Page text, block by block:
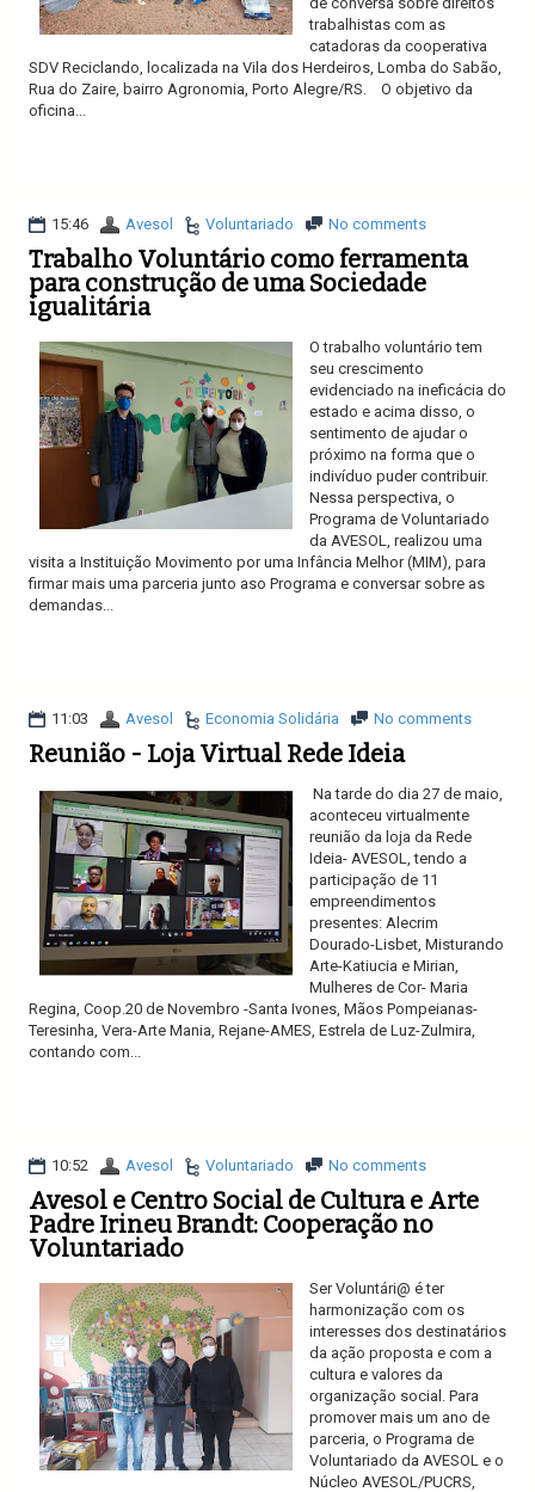
trabalhistas com as
catadoras da cooperativa
SDV Reciclando, localizada na Vila dos Herdeiros, Lomba do Sabão,
Rua do Zaire, bairro Agronomia, Porto Alegre/RS. O objetivo da
oficina...
15:46 Avesol Voluntariado No comments
Trabalho Voluntário como ferramenta
para construção de uma Sociedade
igualitária
O trabalho voluntário tem
seu crescimento
evidenciado na ineficácia do
estado e acima disso, o
sentimento de ajudar o
próximo na forma que o
indivíduo puder contribuir.
Nessa perspectiva, o
Programa de Voluntariado
da AVESOL, realizou uma
visita a Instituição Movimento por uma Infância Melhor (MIM), para
firmar mais uma parceria junto aso Programa e conversar sobre as
demandas...
11:03 Avesol Economia Solidária No comments
Reunião - Loja Virtual Rede Ideia
Na tarde do dia 27 de maio,
aconteceu virtualmente
reunião da loja da Rede
Ideia- AVESOL, tendo a
participação de 11
empreendimentos
presentes: Alecrim
Dourado-Lisbet, Misturando
Arte-Katiucia e Mirian,
Mulheres de Cor- Maria
Regina, Coop.20 de Novembro -Santa Ivones, Mãos Pompeianas-
Teresinha, Vera-Arte Mania, Rejane-AMES, Estrela de Luz-Zulmira,
contando com...
10:52 Avesol Voluntariado No comments
Avesol e Centro Social de Cultura e Arte
Padre Irineu Brandt: Cooperação no
Voluntariado
Ser Voluntári@ é ter
harmonização com os
interesses dos destinatários
da ação proposta e com a
cultura e valores da
organização social. Para
promover mais um ano de
parceria, o Programa de
Voluntariado da AVESOL e o
Núcleo AVESOL/PUCRS,